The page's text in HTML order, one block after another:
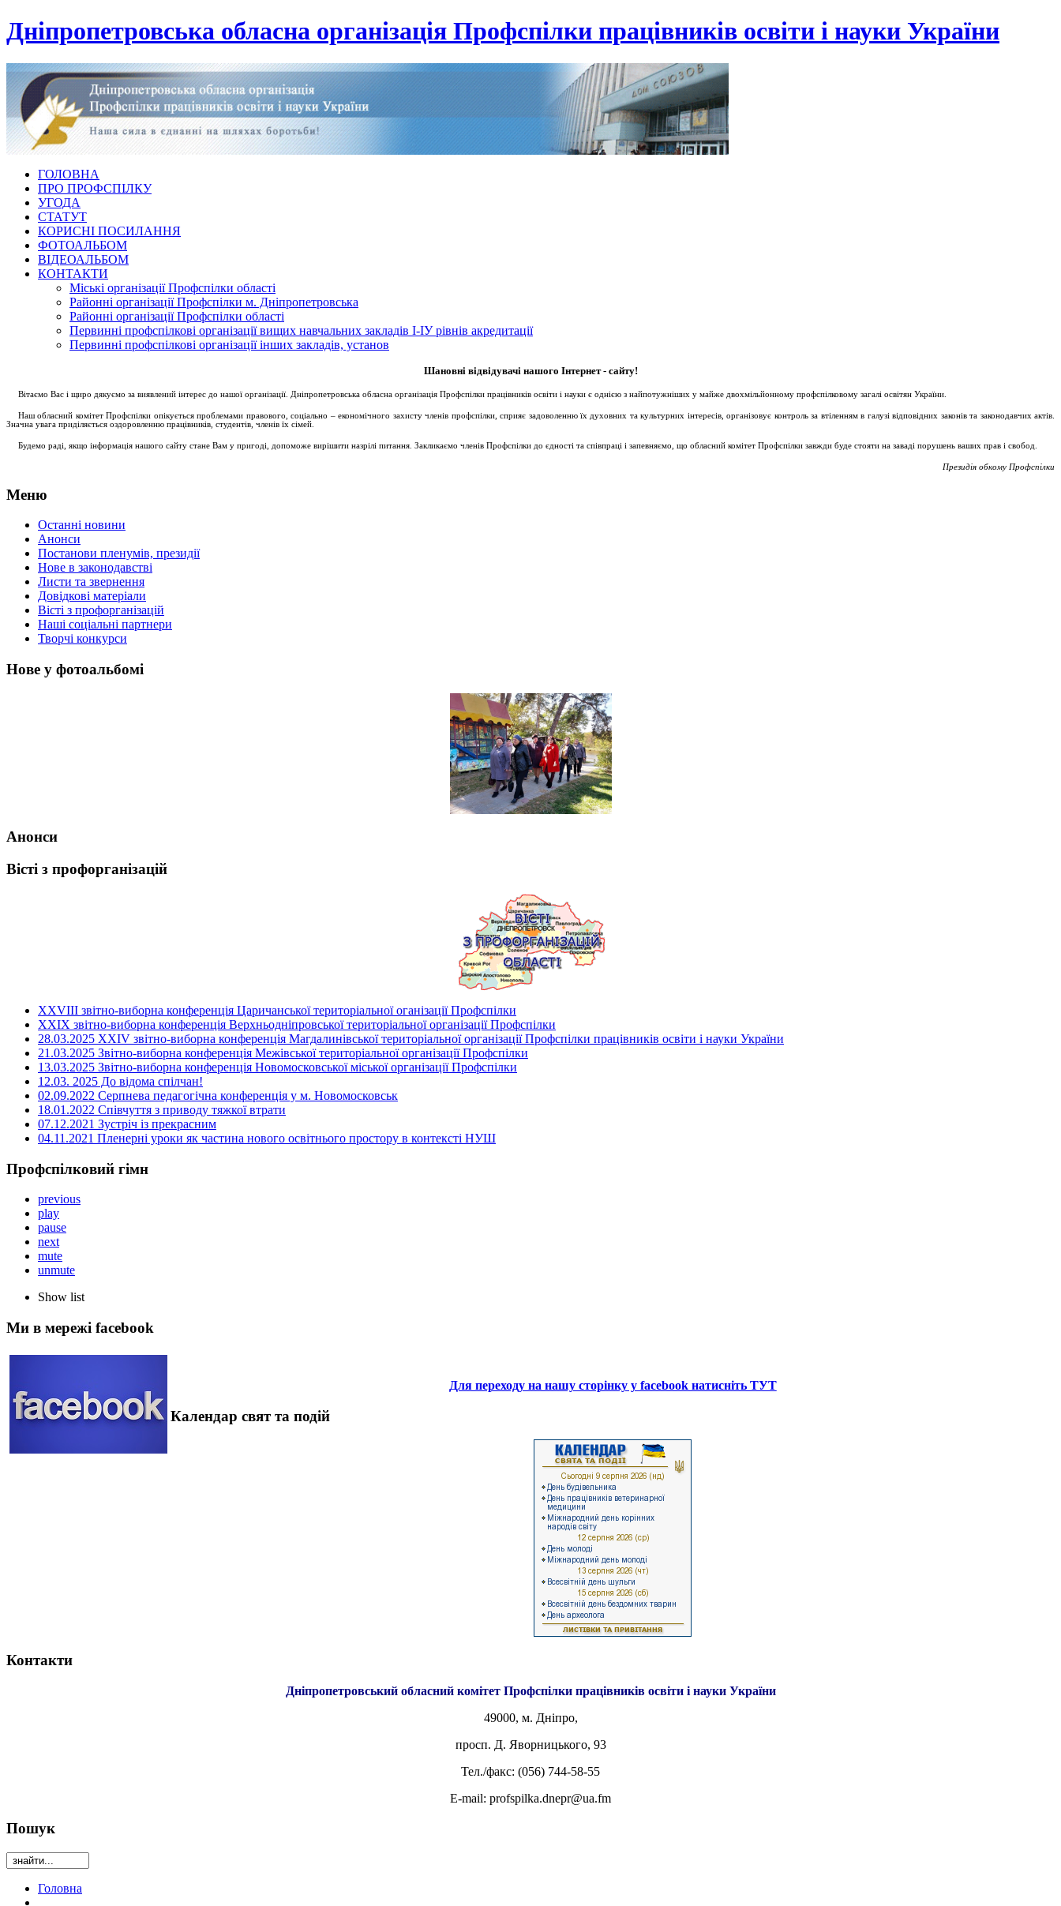
Дніпропетровська обласна організація Профспілки працівників освіти і науки України
ГОЛОВНА
ПРО ПРОФСПІЛКУ
УГОДА
СТАТУТ
КОРИСНІ ПОСИЛАННЯ
ФОТОАЛЬБОМ
ВІДЕОАЛЬБОМ
КОНТАКТИ
Міські організації Профспілки області
Районні організації Профспілки м. Дніпропетровська
Районні організації Профспілки області
Первинні профспілкові організації вищих навчальних закладів І-ІУ рівнів акредитації
Первинні профспілкові організації інших закладів, установ
Шановні відвідувачі нашого Інтернет - сайту!
Вітаємо Вас і щиро дякуємо за виявлений інтерес до нашої організації. Дніпропетровська обласна організація Профспілки працівників освіти і науки є однією з найпотужніших у майже двохмільйонному профспілковому загалі освітян України.
Наш обласний комітет Профспілки опікується проблемами правового, соціально – економічного захисту членів профспілки, сприяє задоволенню їх духовних та культурних інтересів, організовує контроль за втіленням в галузі відповідних законів та законодавчих актів.
Значна увага приділяється оздоровленню працівників, студентів, членів їх сімей.
Будемо раді, якщо інформація нашого сайту стане Вам у пригоді, допоможе вирішити назрілі питання. Закликаємо членів Профспілки до єдності та співпраці і запевняємо, що обласний комітет Профспілки завжди буде стояти на заваді порушень ваших прав і свобод.
Президія обкому Профспілки
Меню
Останні новини
Анонси
Постанови пленумів, президії
Нове в законодавстві
Листи та звернення
Довідкові матеріали
Вісті з профорганізацій
Наші соціальні партнери
Творчі конкурси
Нове у фотоальбомі
Анонси
Вісті з профорганізацій
ХХVIII звітно-виборна конференція Царичанської територіальної оганізації Профспілки
XXIX звітно-виборна конференція Верхньодніпровської територіальної організації Профспілки
28.03.2025 ХХІV звітно-виборна конференція Магдалинівської територіальної організації Профспілки працівників освіти і науки України
21.03.2025 Звітно-виборна конференція Межівської територіальної організації Профспілки
13.03.2025 Звітно-виборна конференція Новомосковської міської організації Профспілки
12.03. 2025 До відома спілчан!
02.09.2022 Серпнева педагогічна конференція у м. Новомосковськ
18.01.2022 Співчуття з приводу тяжкої втрати
07.12.2021 Зустріч із прекрасним
04.11.2021 Пленерні уроки як частина нового освітнього простору в контексті НУШ
Профспілковий гімн
previous
play
pause
next
mute
unmute
Show list
Ми в мережі facebook
Для переходу на нашу сторінку у facebook натисніть ТУТ
Календар свят та подій
Контакти
Дніпропетровський обласний комітет Профспілки працівників освіти і науки України
49000, м. Дніпро,
просп. Д. Яворницького, 93
Тел./факс: (056) 744-58-55
E-mail: profspilka.dnepr@ua.fm
Пошук
Головна